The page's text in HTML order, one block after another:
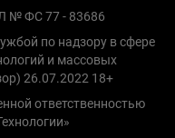
№ ФС 77 - 83686
по надзору в сфере
и массовых
26.07.2022 18+
ответственностью